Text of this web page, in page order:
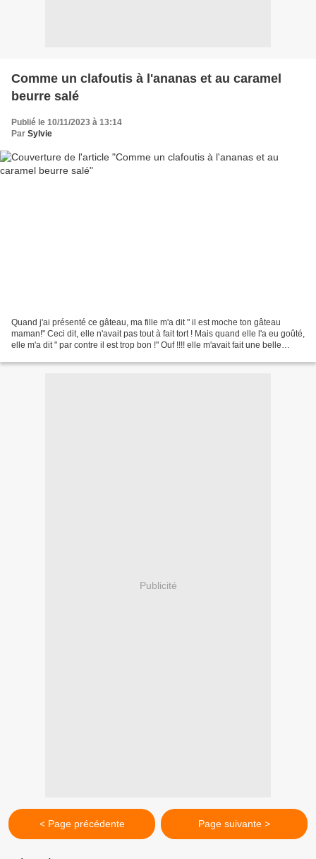
Comme un clafoutis à l'ananas et au caramel
beurre salé
Publié le 10/11/2023 à 13:14
Par Sylvie
Quand j'ai présenté ce gâteau, ma fille m'a dit " il est moche ton gâteau
maman!" Ceci dit, elle n'avait pas tout à fait tort ! Mais quand elle l'a eu goûté,
elle m'a dit " par contre il est trop bon !" Ouf !!!! elle m'avait fait une belle
Publicité
< Page précédente Page suivante >